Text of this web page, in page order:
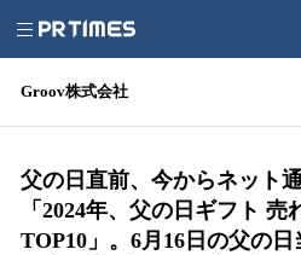
Groov株式会社
父の日直前、今からネット
「2024年、父の日ギフト
TOP10」。6月16日の父の